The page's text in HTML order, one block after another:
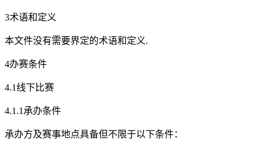
3术语和定义
本文件没有需要界定的术语和定义.
4办赛条件
4.1线下比赛
4.1.1承办条件
承办方及赛事地点具备但不限于以下条件：